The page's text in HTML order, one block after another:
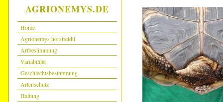
AGRIONEMYS.DE
Home
Agrionemys horsfieldii
Artbestimmung
Variabilität
Geschlechtsbestimmung
Artenschutz
Haltung